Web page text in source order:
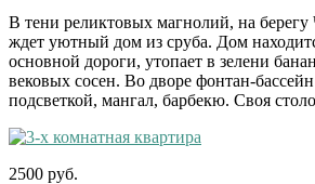
В тени реликтовых магнолий, на берегу
ждет уютный дом из сруба. Дом
основной дороги, утопает в зелени
вековых сосен. Во дворе фонтан-
подсветкой, мангал, барбекю. Своя
2500 руб.